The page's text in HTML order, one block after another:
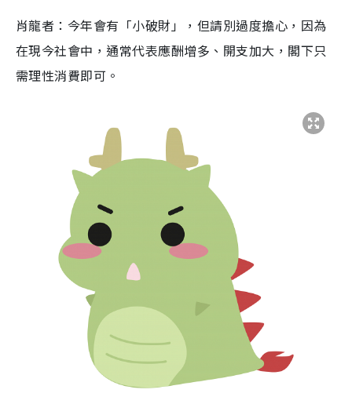
肖龍者：今年會有「小破財」，但請別過度擔心，因為
在現今社會中，通常代表應酬增多、開支加大，閣下只
需理性消費即可。